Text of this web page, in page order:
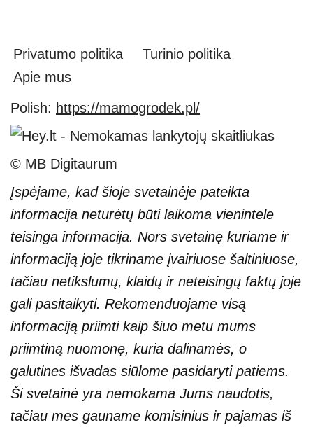
Privatumo politika
Turinio politika
Apie mus
Polish: https://mamogrodek.pl/
© MB Digitaurum
Įspėjame, kad šioje svetainėje pateikta
informacija neturėtų būti laikoma vienintele
teisinga informacija. Nors svetainę kuriame ir
informaciją joje tikriname įvairiuose šaltiniuose,
tačiau netikslumų, klaidų ir neteisingų faktų joje
gali pasitaikyti. Rekomenduojame visą
informaciją priimti kaip šiuo metu mums
priimtiną nuomonę, kuria dalinamės, o
galutines išvadas siūlome pasidaryti patiems.
Ši svetainė yra nemokama Jums naudotis,
tačiau mes gauname komisinius ir pajamas iš